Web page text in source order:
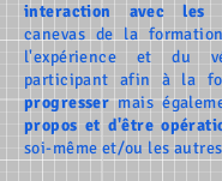
interaction avec les
canevas de la
l'expérience et du
participant afin à la
progresser mais
propos et d'être
soi-même et/ou les